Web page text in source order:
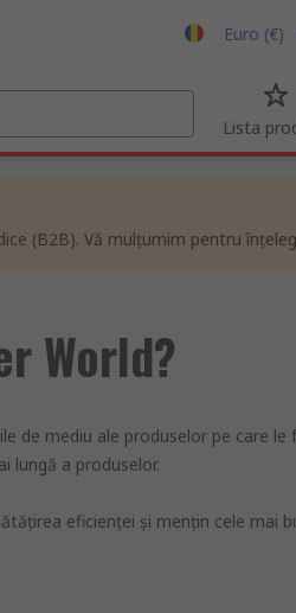
Euro (€)
Lista
(B2B). Vă mulțumim pentru
World?
de mediu ale produselor pe care
lungă a produselor.
eficienţei şi menţin cele mai